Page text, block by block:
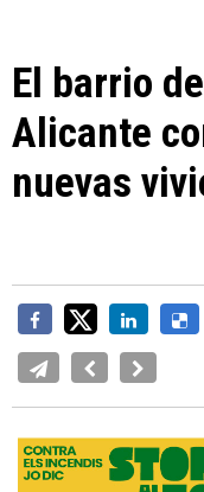
El barrio
Alicante
nuevas